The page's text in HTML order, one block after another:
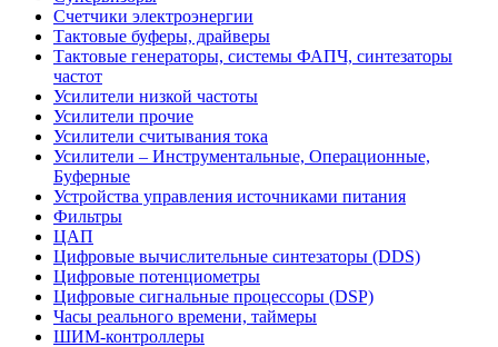
Счетчики электроэнергии
Тактовые буферы, драйверы
Тактовые генераторы, системы ФАПЧ, синтезаторы
частот
Усилители низкой частоты
Усилители прочие
Усилители считывания тока
Усилители – Инструментальные, Операционные,
Буферные
Устройства управления источниками питания
Фильтры
ЦАП
Цифровые вычислительные синтезаторы (DDS)
Цифровые потенциометры
Цифровые сигнальные процессоры (DSP)
Часы реального времени, таймеры
ШИМ-контроллеры